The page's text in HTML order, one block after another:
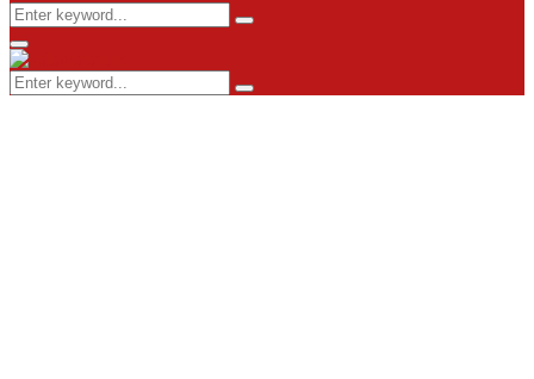
Search
for:
Search
Primary
Menu
Search
for:
Search